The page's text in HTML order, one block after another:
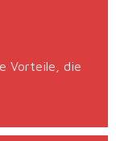
Vorteile, die